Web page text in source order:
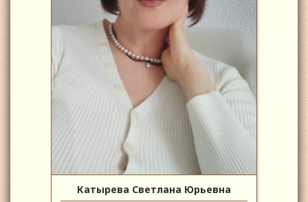
Катырева Светлана Юрьевна